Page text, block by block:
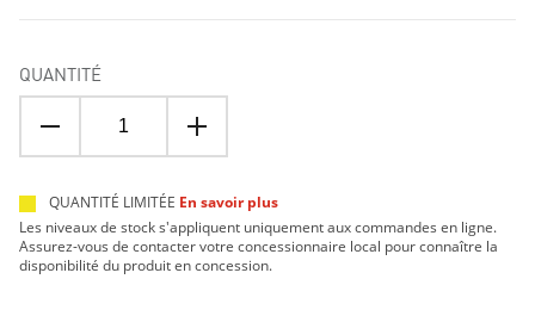
QUANTITÉ
QUANTITÉ LIMITÉE En savoir plus
Les niveaux de stock s'appliquent uniquement aux commandes en ligne.
Assurez-vous de contacter votre concessionnaire local pour connaître la
disponibilité du produit en concession.